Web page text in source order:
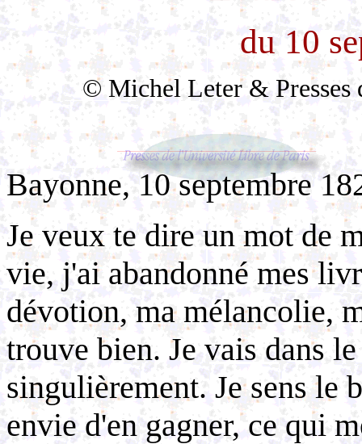
du 10
© Michel Leter & Presses
Bayonne, 10 septembre
Je veux te dire un mot de
vie, j'ai abandonné mes
dévotion, ma mélancolie,
trouve bien. Je vais dans
singulièrement. Je sens le
envie d'en gagner, ce qui